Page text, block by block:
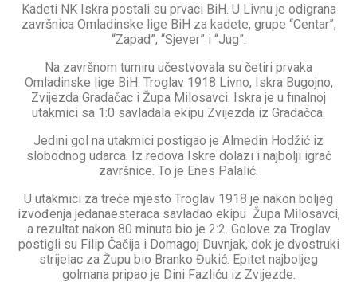
Kadeti NK Iskra postali su prvaci BiH. U Livnu je odigrana
završnica Omladinske lige BiH za kadete, grupe “Centar”,
“Zapad”, “Sjever” i “Jug”.
Na završnom turniru učestvovala su četiri prvaka
Omladinske lige BiH: Troglav 1918 Livno, Iskra Bugojno,
Zvijezda Gradačac i Župa Milosavci. Iskra je u finalnoj
utakmici sa 1:0 savladala ekipu Zvijezda iz Gradačca.
Jedini gol na utakmici postigao je Almedin Hodžić iz
slobodnog udarca. Iz redova Iskre dolazi i najbolji igrač
završnice. To je Enes Palalić.
U utakmici za treće mjesto Troglav 1918 je nakon boljeg
izvođenja jedanaesteraca savladao ekipu Župa Milosavci,
a rezultat nakon 80 minuta bio je 2:2. Golove za Troglav
postigli su Filip Čačija i Domagoj Duvnjak, dok je dvostruki
strijelac za Župu bio Branko Đukić. Epitet najboljeg
golmana pripao je Dini Fazliću iz Zvijezde.